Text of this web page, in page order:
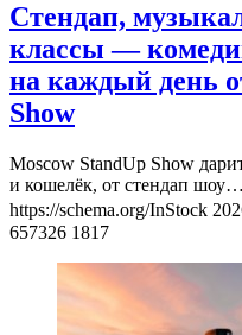
Стендап,
классы —
на каждый день
Show
Moscow StandUp Show
и кошелёк, от стендап шоу…
https://schema.org/InStock
657326 1817